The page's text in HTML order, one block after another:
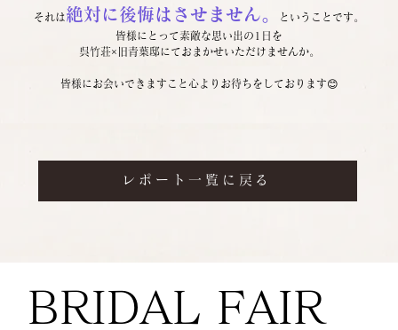
それは 絶対に後悔はさせません。
ということです。
皆様にとって素敵な思い出の1日を
呉竹荘×旧青葉邸にておまかせいただけませんか。
皆様にお会いできますこと心よりお待ちをしております😊
レポート一覧に戻る
BRIDAL FAIR